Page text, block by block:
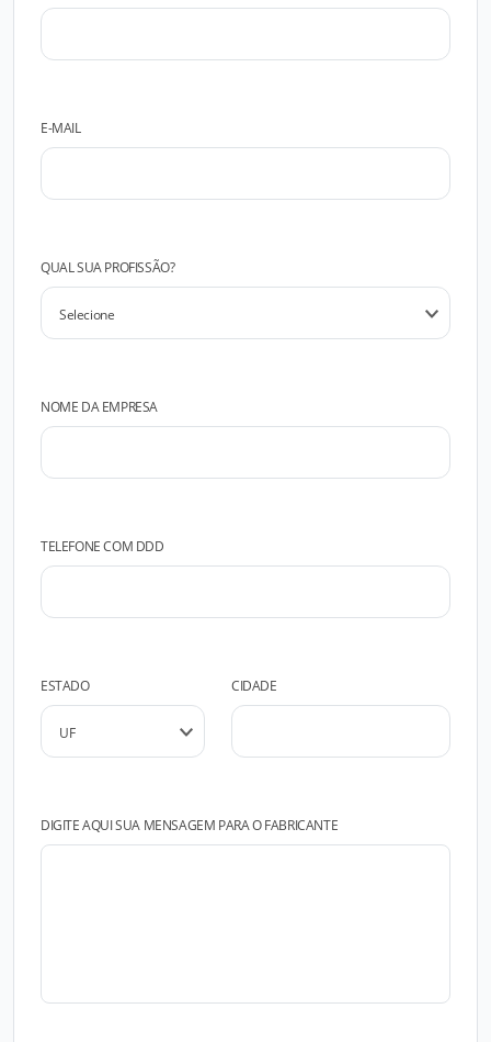
E-MAIL
QUAL SUA PROFISSÃO?
NOME DA EMPRESA
TELEFONE COM DDD
ESTADO CIDADE
DIGITE AQUI SUA MENSAGEM PARA O FABRICANTE